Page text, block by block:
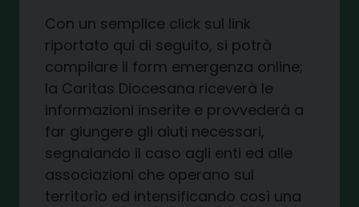
Con un semplice click sul link
riportato qui di seguito, si potrà
compilare il form emergenza online;
la Caritas Diocesana riceverà le
informazioni inserite e provvederà a
far giungere gli aiuti necessari,
segnalando il caso agli enti ed alle
associazioni che operano sul
territorio ed intensificando così una